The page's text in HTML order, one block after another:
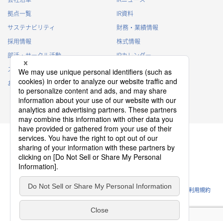
・
当社における採用業務管理のため
・
その他、法令の定め、または法的権限のある当局の法令に
基づく命令・指導等に従った対応
退職者から取得した個人情報
・
退職後の連絡
・
その他、法令の定め、または法的権限のある当局の法令に
基づく命令・指導等に従った対応
3. 個人情報の第三者提供について
当社は、以下の場合を除き、個人情報を第三者に提供すること
はございません。
(1)
事前にご本人の同意を得ている場合
(2)
利用目的の達成のため、当社が適切な監督を行う業務委託
先、当社関連会社または代理店等に提供する場合
(3)
後述の共同利用の場合
(4) 個人情報保護法その他の法令で認められた場合
拠点一覧
サステナビリティ
採用情報
部活・サークル活動
スポンサー活動
お問い合わせ
IR資料
財務・業績情報
株式情報
IRカレンダー
IRに関するよくあるご質問
IRポリシー
免責事項
プライバシーポリシー
クッキーポリシー
ソーシャルメディアポリシー
ウェブサイトのご利用条件 利用規約